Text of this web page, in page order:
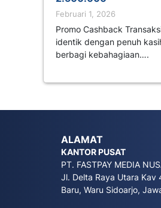
Februari 1, 2026
Promo Cashback
identik dengan penuh
berbagi kebahagiaan….
ALAMAT
KANTOR PUSAT
PT. FASTPAY MEDIA
Jl. Delta Raya Utara Kav
Baru, Waru Sidoarjo,